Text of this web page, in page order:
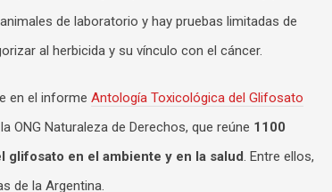
de laboratorio y hay pruebas limitadas de
al herbicida y su vínculo con el cáncer.
en el informe Antología Toxicológica del Glifosato
ONG Naturaleza de Derechos, que reúne 1100
en el ambiente y en la salud. Entre ellos,
de la Argentina.